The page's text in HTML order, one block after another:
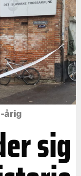
årig
sig